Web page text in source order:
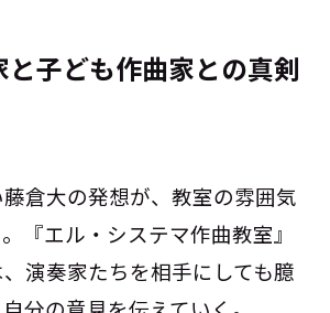
と子ども作曲家との真剣
倉大の発想が、教室の雰囲気
『エル・システマ作曲教室』
演奏家たちを相手にしても臆